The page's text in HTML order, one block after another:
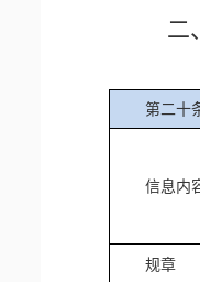
二
第二十
信息内
规章